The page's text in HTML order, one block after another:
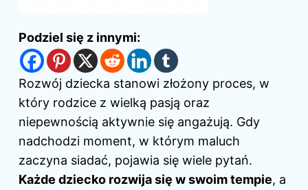
Podziel się z innymi:
Rozwój dziecka stanowi złożony proces, w
który rodzice z wielką pasją oraz
niepewnością aktywnie się angażują. Gdy
nadchodzi moment, w którym maluch
zaczyna siadać, pojawia się wiele pytań.
Każde dziecko rozwija się w swoim tempie, a